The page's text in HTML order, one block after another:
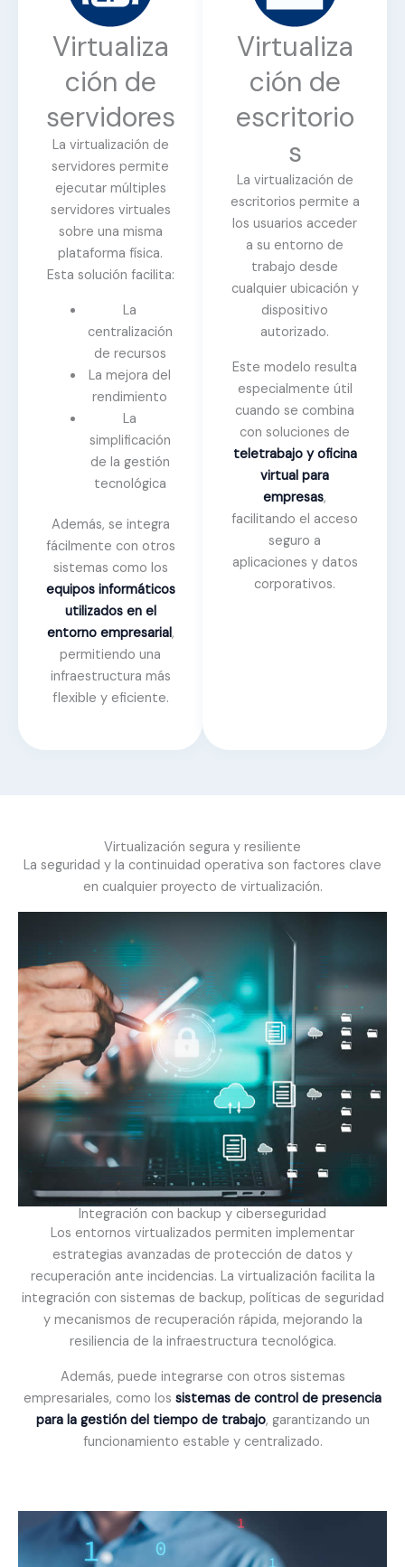
Virtualiza
ción de
servidores
La virtualización de
servidores permite
ejecutar múltiples
servidores virtuales
sobre una misma
plataforma física.
Esta solución facilita:
La
centralización
de recursos
La mejora del
rendimiento
La
simplificación
de la gestión
tecnológica
Además, se integra
fácilmente con otros
sistemas como los
equipos informáticos
utilizados en el
entorno empresarial,
permitiendo una
infraestructura más
flexible y eficiente.
Virtualiza
ción de
escritorio
s
La virtualización de
escritorios permite a
los usuarios acceder
a su entorno de
trabajo desde
cualquier ubicación y
dispositivo
autorizado.
Este modelo resulta
especialmente útil
cuando se combina
con soluciones de
teletrabajo y oficina
virtual para
empresas,
facilitando el acceso
seguro a
aplicaciones y datos
corporativos.
Virtualización segura y resiliente
La seguridad y la continuidad operativa son factores clave
en cualquier proyecto de virtualización.
Integración con backup y ciberseguridad
Los entornos virtualizados permiten implementar
estrategias avanzadas de protección de datos y
recuperación ante incidencias. La virtualización facilita la
integración con sistemas de backup, políticas de seguridad
y mecanismos de recuperación rápida, mejorando la
resiliencia de la infraestructura tecnológica.
Además, puede integrarse con otros sistemas
empresariales, como los sistemas de control de presencia
para la gestión del tiempo de trabajo, garantizando un
funcionamiento estable y centralizado.